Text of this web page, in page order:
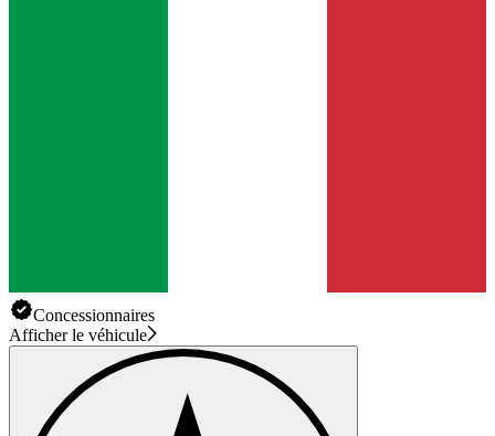
Concessionnaires
Afficher le véhicule